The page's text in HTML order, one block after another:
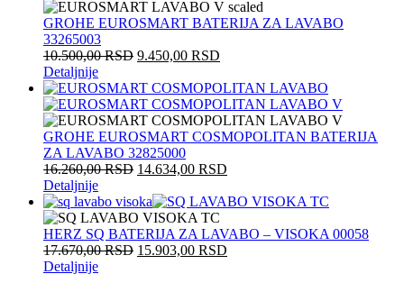
GROHE EUROSMART BATERIJA ZA LAVABO
33265003
10.500,00RSD 9.450,00 RSD
Detaljnije
GROHE EUROSMART COSMOPOLITAN BATERIJA
ZA LAVABO 32825000
16.260,00RSD 14.634,00 RSD
Detaljnije
HERZ SQ BATERIJA ZA LAVABO – VISOKA 00058
17.670,00RSD 15.903,00 RSD
Detaljnije